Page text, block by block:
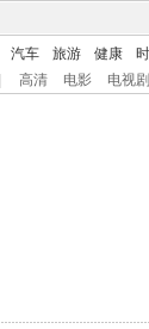
汽车 旅游 健康
高清 电影 电视剧